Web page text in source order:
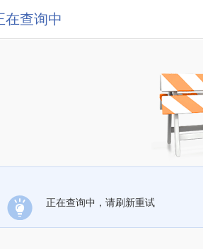
在查询中
正在查询中，请刷新重试